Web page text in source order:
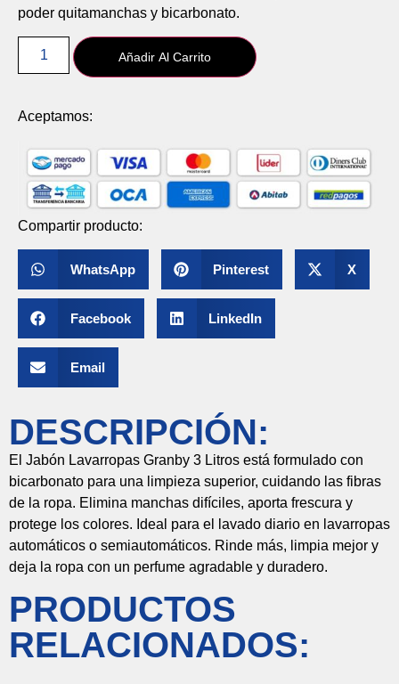
poder quitamanchas y bicarbonato.
Añadir Al Carrito
Aceptamos:
Compartir producto:
WhatsApp Pinterest X
Facebook LinkedIn
Email
DESCRIPCIÓN:
El Jabón Lavarropas Granby 3 Litros está formulado con
bicarbonato para una limpieza superior, cuidando las fibras
de la ropa. Elimina manchas difíciles, aporta frescura y
protege los colores. Ideal para el lavado diario en lavarropas
automáticos o semiautomáticos. Rinde más, limpia mejor y
deja la ropa con un perfume agradable y duradero.
PRODUCTOS
RELACIONADOS: